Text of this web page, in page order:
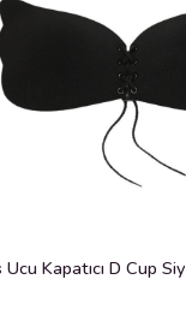
Kapatıcı D Cup